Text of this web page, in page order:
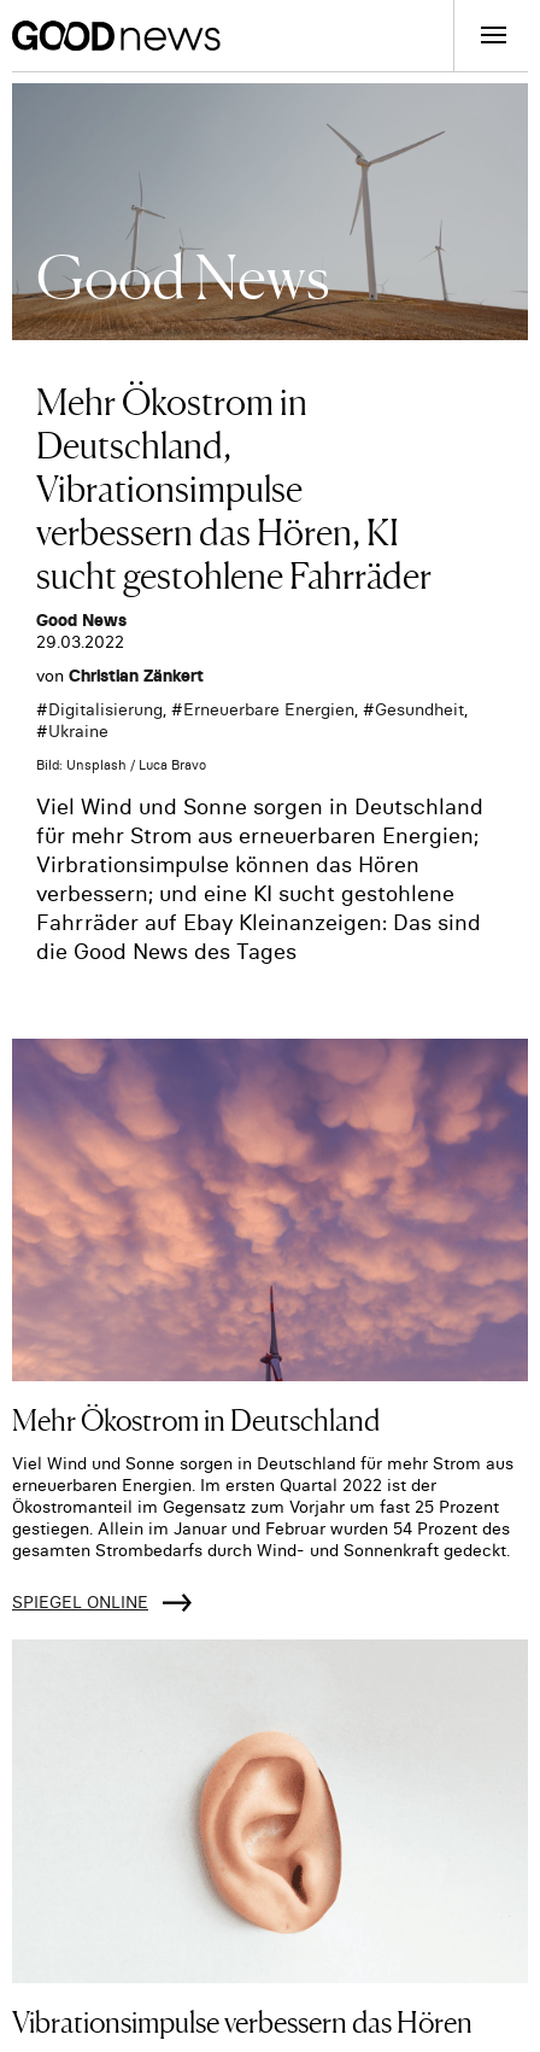
Good News
Mehr Ökostrom in
Deutschland,
Vibrationsimpulse
verbessern das Hören, KI
sucht gestohlene Fahrräder
Good News
29.03.2022
von Christian Zänkert
#Digitalisierung, #Erneuerbare Energien, #Gesundheit,
#Ukraine
Bild: Unsplash / Luca Bravo
Viel Wind und Sonne sorgen in Deutschland
für mehr Strom aus erneuerbaren Energien;
Virbrationsimpulse können das Hören
verbessern; und eine KI sucht gestohlene
Fahrräder auf Ebay Kleinanzeigen: Das sind
die Good News des Tages
Mehr Ökostrom in Deutschland
Viel Wind und Sonne sorgen in Deutschland für mehr Strom aus
erneuerbaren Energien. Im ersten Quartal 2022 ist der
Ökostromanteil im Gegensatz zum Vorjahr um fast 25 Prozent
gestiegen. Allein im Januar und Februar wurden 54 Prozent des
gesamten Strombedarfs durch Wind- und Sonnenkraft gedeckt.
SPIEGEL ONLINE
Vibrationsimpulse verbessern das Hören